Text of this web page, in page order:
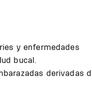
y enfermedades
bucal.
derivadas